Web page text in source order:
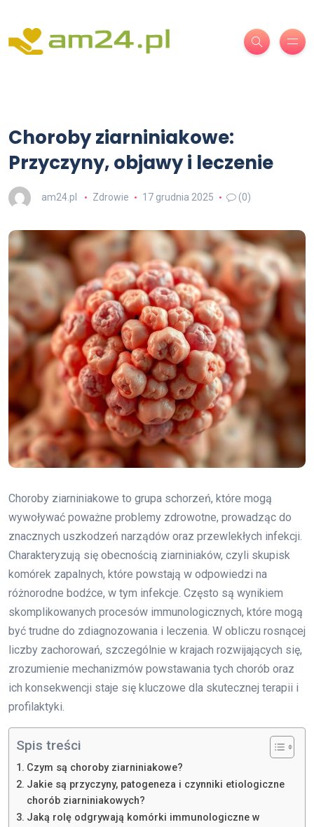
Choroby ziarniniakowe:
Przyczyny, objawy i leczenie
am24.pl Zdrowie 17 grudnia 2025 (0)
Choroby ziarniniakowe to grupa schorzeń, które mogą
wywoływać poważne problemy zdrowotne, prowadząc do
znacznych uszkodzeń narządów oraz przewlekłych infekcji.
Charakteryzują się obecnością ziarniniaków, czyli skupisk
komórek zapalnych, które powstają w odpowiedzi na
różnorodne bodźce, w tym infekcje. Często są wynikiem
skomplikowanych procesów immunologicznych, które mogą
być trudne do zdiagnozowania i leczenia. W obliczu rosnącej
liczby zachorowań, szczególnie w krajach rozwijających się,
zrozumienie mechanizmów powstawania tych chorób oraz
ich konsekwencji staje się kluczowe dla skutecznej terapii i
profilaktyki.
Spis treści
Czym są choroby ziarniniakowe?
Jakie są przyczyny, patogeneza i czynniki etiologiczne
chorób ziarniniakowych?
Jaką rolę odgrywają komórki immunologiczne w